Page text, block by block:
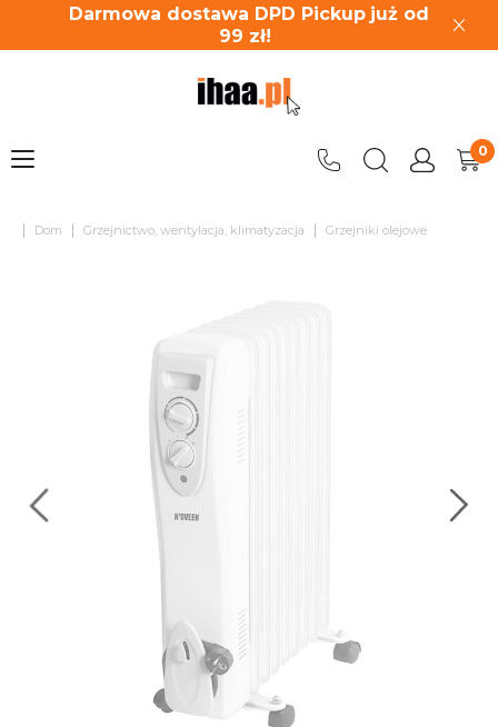
Darmowa dostawa DPD Pickup już od
99 zł!
| Dom | Grzejnictwo, wentylacja, klimatyzacja | Grzejniki olejowe